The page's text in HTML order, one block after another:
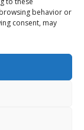
behavior or
consent, may
του ιού
του
μέσω